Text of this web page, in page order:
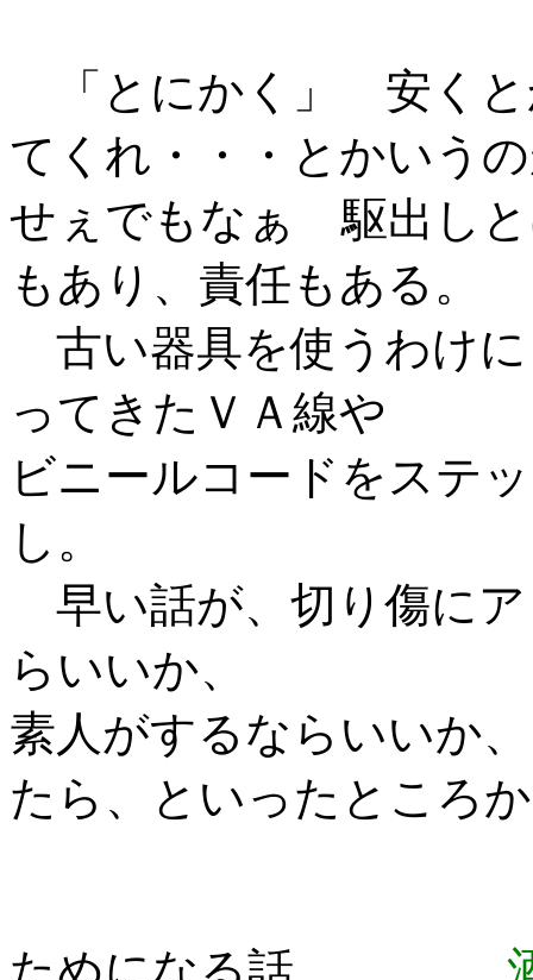
「とにかく」 安くと
てくれ・・・とかいう
せぇでもなぁ 駆出しと
もあり、責任もある。
古い器具を使うわけ
ってきたＶＡ線や
ビニールコードをステ
し。
早い話が、切り傷に
らいいか、
素人がするならいいか
たら、といったところ